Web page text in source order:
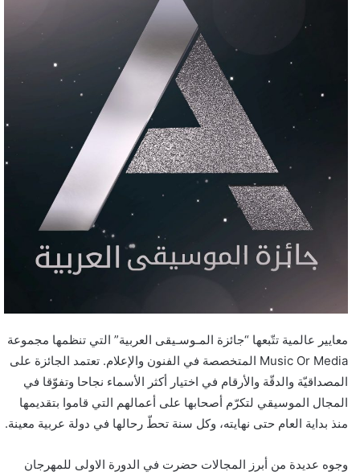
معايير عالمية تتّبعها “جائزة المـوسـيقى العربية” التي تنظمها مجموعة
Music Or Media المتخصصة في الفنون والإعلام. تعتمد الجائزة على
المصداقيّة والدقّة والأرقام في اختيار أكثر الأسماء نجاحا وتفوّقا في
المجال الموسيقي لتكرّم أصحابها على أعمالهم التي قاموا بتقديمها
منذ بداية العام حتى نهايته، وكل سنة تحطّ رحالها في دولة عربية معينة.
وجوه عديدة من أبرز المجالات حضرت في الدورة الاولى للمهرجان